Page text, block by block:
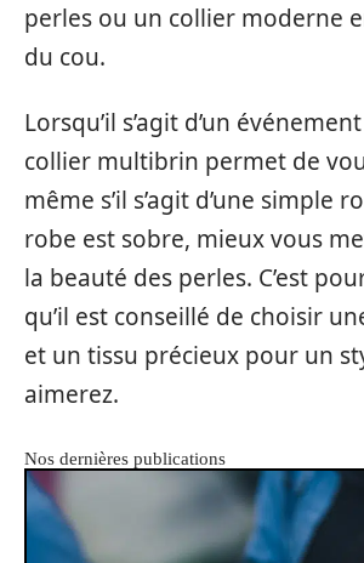
perles ou un collier moderne
du cou.
Lorsqu’il s’agit d’un
collier multibrin permet de
même s’il s’agit d’une simple
robe est sobre, mieux vous
la beauté des perles. C’est
qu’il est conseillé de choisir
et un tissu précieux pour un
aimerez.
Nos dernières publications